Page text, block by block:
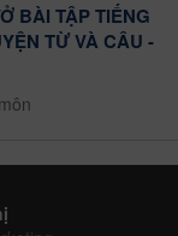
BÀI TẬP TIẾNG
TỪ VÀ CÂU -